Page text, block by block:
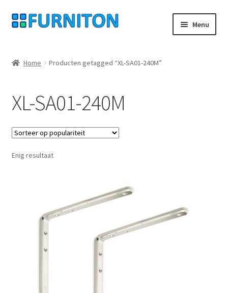
Ga
door
navigatie
Ga
naar
inhoud
Menu
Gegevensbescherming
Herroepingsrecht
Neem contact op met
Scheepvaart
Home Producten getagged “XL-SA01-240M”
XL-SA01-240M
Enig resultaat